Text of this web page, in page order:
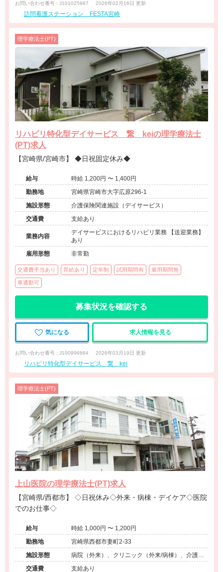
お問い合わせ番号 : J101025987 2026年02月16日 更新
訪問看護ステーション FESTA宮崎
理学療法士(PT)
リハビリ特化型デイサービス 繋 keiの理学療法士
(PT)求人
【宮崎県/宮崎市】 ◆日祝固定休み◆
給与
時給 1,200円 〜 1,400円
勤務地
宮崎県宮崎市大字広原296-1
施設形態
介護保険関連施設（デイサービス）
交通費
支給あり
業務内容
デイサービスにおけるリハビリ業務 【送迎業務】
あり
雇用形態
非常勤
交通費手当あり 昇給あり 定年制 試用期間有 雇用期間無
車通勤可
募集状況を確認する
気になる 求人情報を見る
お問い合わせ番号 : J100996864 2026年03月19日 更新
リハビリ特化型デイサービス 繋 kei
理学療法士(PT)
上山医院の理学療法士(PT)求人
【宮崎県/西都市】 ◇日祝休み◇外来・病棟・デイケア◇医院
でのお仕事◇
給与
時給 1,000円 〜 1,200円
勤務地
宮崎県西都市妻町2-33
施設形態
病院（外来）、クリニック（外来/病棟）、介護保
険関連施設（デイケア）
交通費 支給あり